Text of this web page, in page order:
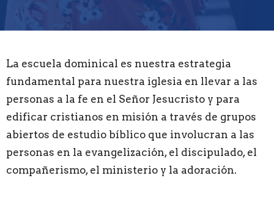
La escuela dominical es nuestra estrategia
fundamental para nuestra iglesia en llevar a las
personas a la fe en el Señor Jesucristo y para
edificar cristianos en misión a través de grupos
abiertos de estudio bíblico que involucran a las
personas en la evangelización, el discipulado, el
compañerismo, el ministerio y la adoración.